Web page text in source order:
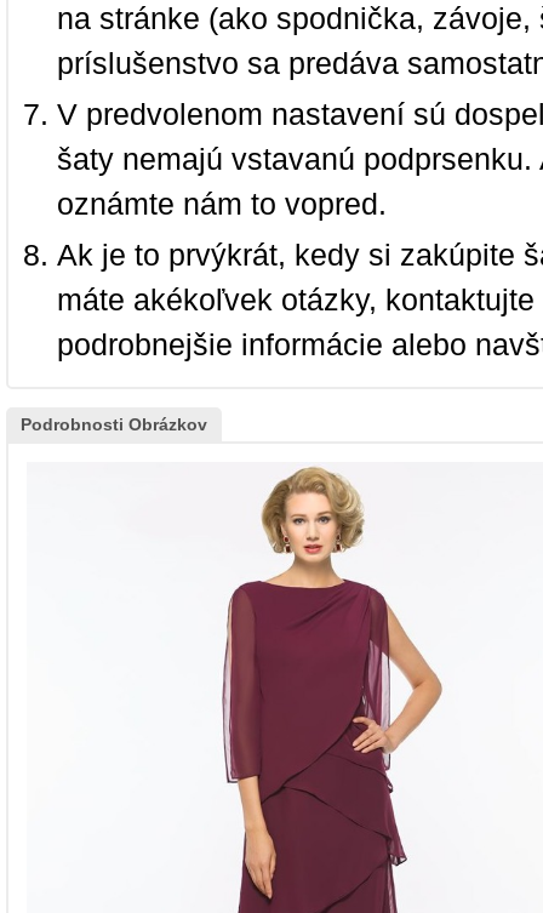
na stránke (ako spodnička,
príslušenstvo sa predáva
V predvolenom nastavení sú
šaty nemajú vstavanú
oznámte nám to vopred.
Ak je to prvýkrát, kedy si zakúpite
máte akékoľvek otázky,
podrobnejšie informácie alebo
Podrobnosti Obrázkov